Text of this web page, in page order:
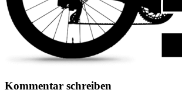
Kommentar schreiben